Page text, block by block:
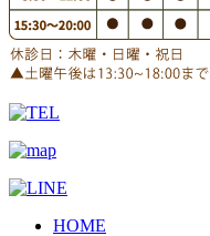
HOME